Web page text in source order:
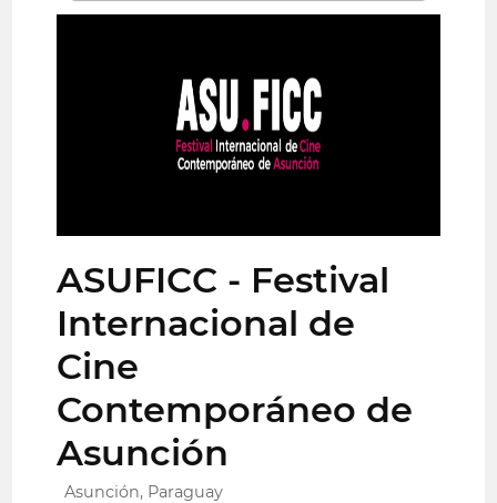
ASUFICC - Festival
Internacional de
Cine
Contemporáneo de
Asunción
Asunción, Paraguay